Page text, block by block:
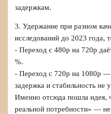
задержкам.
3. Удержание при разном
исследований до 2023 года,
- Переход с 480p на 720p
%.
- Переход с 720p на 1080p
задержка и стабильность не
Именно отсюда пошла идея,
реальной потребности» —